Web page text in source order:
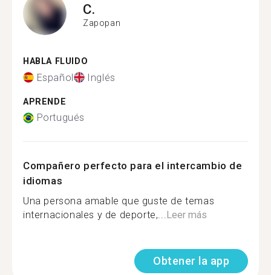
C.
Zapopan
HABLA FLUIDO
Español Inglés
APRENDE
Portugués
Compañero perfecto para el intercambio de
idiomas
Una persona amable que guste de temas
internacionales y de deporte,...Leer más
Obtener la app